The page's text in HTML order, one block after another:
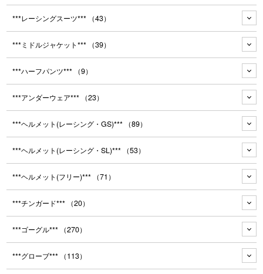
***レーシングスーツ*** （43）
***ミドルジャケット*** （39）
***ハーフパンツ*** （9）
***アンダーウェア*** （23）
***ヘルメット(レーシング・GS)*** （89）
***ヘルメット(レーシング・SL)*** （53）
***ヘルメット(フリー)*** （71）
***チンガード*** （20）
***ゴーグル*** （270）
***グローブ*** （113）